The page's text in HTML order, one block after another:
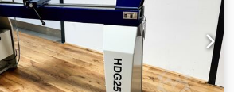
- Вретено: M33 x 3,5 със зъбен
канал за предпазване от изпадане -
(диаметър): 20 mm - Подвижен център,
за опора на ръка: 300 mm -
x ширина: 1.800 x 640 mm - Мотор: